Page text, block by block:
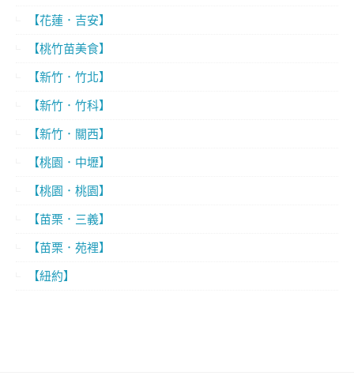
【花蓮．吉安】
【桃竹苗美食】
【新竹．竹北】
【新竹．竹科】
【新竹．關西】
【桃園．中壢】
【桃園．桃園】
【苗栗．三義】
【苗栗．苑裡】
【紐約】